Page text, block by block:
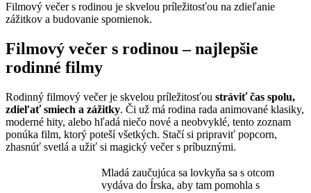
Filmový večer s rodinou je skvelou príležitosťou na zdieľanie
zážitkov a budovanie spomienok.
Filmový večer s rodinou – najlepšie
rodinné filmy
Rodinný filmový večer je skvelou príležitosťou stráviť čas spolu,
zdieľať smiech a zážitky. Či už má rodina rada animované klasiky,
moderné hity, alebo hľadá niečo nové a neobvyklé, tento zoznam
ponúka film, ktorý poteší všetkých. Stačí si pripraviť popcorn,
zhasnúť svetlá a užiť si magický večer s príbuznými.
Mladá zaučujúca sa lovkyňa sa s otcom
vydáva do Írska, aby tam pomohla s